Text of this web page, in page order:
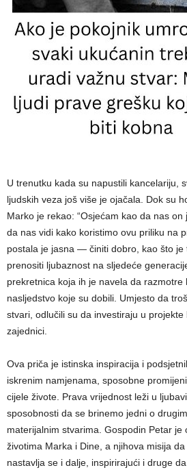
U trenutku kada su napustili kancelariju,
ljudskih veza još više je ojačala. Dok su
Marko je rekao: “Osjećam kao da nas
da nas vidi kako koristimo ovu priliku na
postala je jasna — činiti dobro, kao što je
prenositi ljubaznost na sljedeće
prekretnica koja ih je navela da razmotre
nasljedstvo koje su dobili. Umjesto da
stvari, odlučili su da investiraju u
zajednici.
Ova priča je istinska inspiracija i
iskrenim namjenama, sposobne
cijele živote. Prava vrijednost leži u
sposobnosti da se brinemo jedni o
materijalnim stvarima. Gospodin Petar je
životima Marka i Dine, a njihova misija
nastavlja se i dalje, inspirirajući i druge